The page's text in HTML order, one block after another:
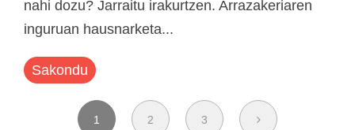
nahi dozu? Jarraitu irakurtzen. Arrazakeriaren
inguruan hausnarketa...
Sakondu
1 2 3